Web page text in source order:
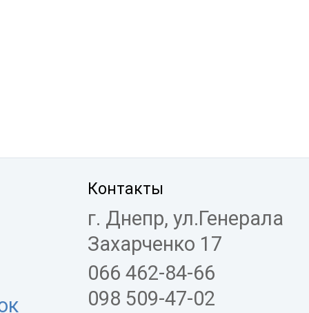
Контакты
г. Днепр, ул.Генерала
Захарченко 17
066 462-84-66
098 509-47-02